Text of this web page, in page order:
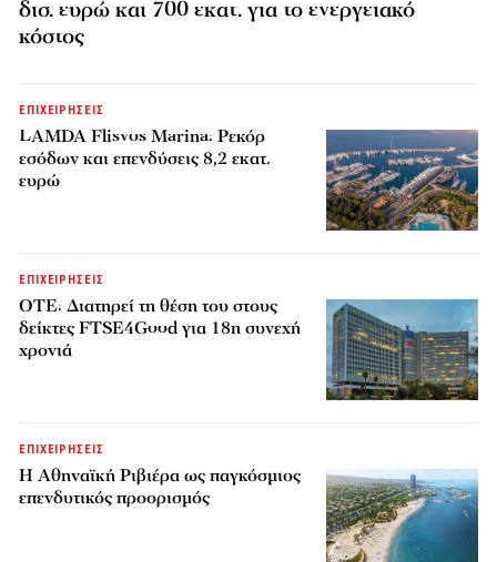
δισ. ευρώ και 700 εκατ. για το ενεργειακό
κόστος
ΕΠΙΧΕΙΡΗΣΕΙΣ
LAMDA Flisvos Marina: Ρεκόρ
εσόδων και επενδύσεις 8,2 εκατ.
ευρώ
ΕΠΙΧΕΙΡΗΣΕΙΣ
ΟΤΕ: Διατηρεί τη θέση του στους
δείκτες FTSE4Good για 18η συνεχή
χρονιά
ΕΠΙΧΕΙΡΗΣΕΙΣ
Η Αθηναϊκή Ριβιέρα ως παγκόσμιος
επενδυτικός προορισμός